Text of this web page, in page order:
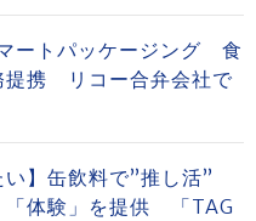
ートパッケージング 食
提携 リコー合弁会社で
い】缶飲料で”推し活”
「体験」を提供 「TAG